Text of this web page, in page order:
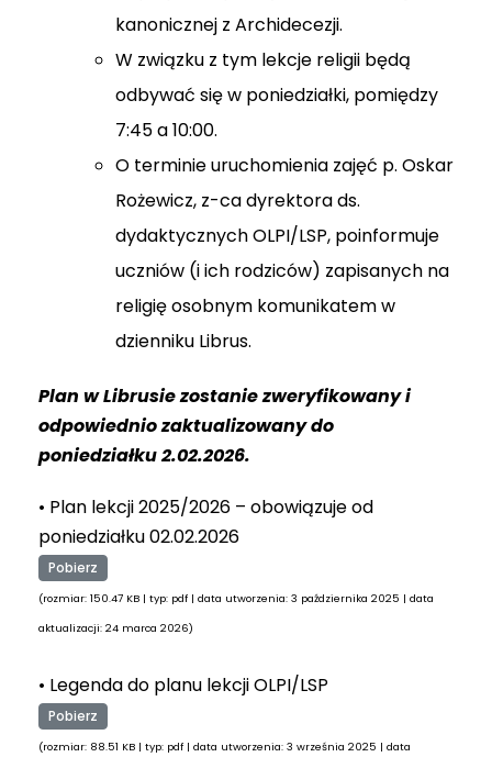
kanonicznej z Archidecezji.
W związku z tym lekcje religii będą
odbywać się w poniedziałki, pomiędzy
7:45 a 10:00.
O terminie uruchomienia zajęć p. Oskar
Rożewicz, z-ca dyrektora ds.
dydaktycznych OLPI/LSP, poinformuje
uczniów (i ich rodziców) zapisanych na
religię osobnym komunikatem w
dzienniku Librus.
Plan w Librusie zostanie zweryfikowany i
odpowiednio zaktualizowany do
poniedziałku 2.02.2026.
• Plan lekcji 2025/2026 – obowiązuje od
poniedziałku 02.02.2026
Pobierz
(rozmiar: 150.47 KB | typ: pdf | data utworzenia: 3 października 2025 | data
aktualizacji: 24 marca 2026)
• Legenda do planu lekcji OLPI/LSP
Pobierz
(rozmiar: 88.51 KB | typ: pdf | data utworzenia: 3 września 2025 | data